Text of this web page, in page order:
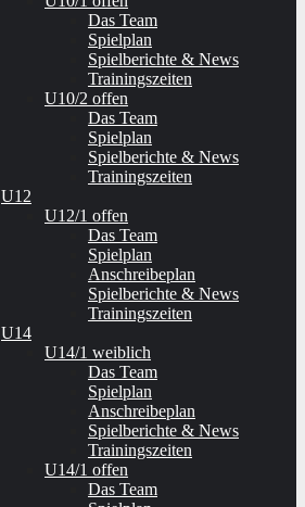
Das Team
Spielplan
Spielberichte & News
Trainingszeiten
U10/2 offen
Das Team
Spielplan
Spielberichte & News
Trainingszeiten
U12
U12/1 offen
Das Team
Spielplan
Anschreibeplan
Spielberichte & News
Trainingszeiten
U14
U14/1 weiblich
Das Team
Spielplan
Anschreibeplan
Spielberichte & News
Trainingszeiten
U14/1 offen
Das Team